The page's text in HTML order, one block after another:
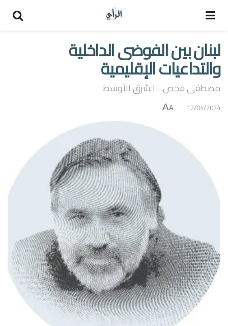
لبنان بين الفوضى الداخلية
والتداعيات الإقليمية
مصطفى فحص - الشرق الأوسط
12/04/2024
A
A